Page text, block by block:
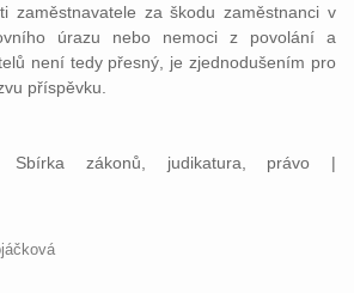
zaměstnavatele za škodu zaměstnanci v
úrazu nebo nemoci z povolání a
není tedy přesný, je zjednodušením pro
příspěvku.
Sbírka zákonů, judikatura, právo |